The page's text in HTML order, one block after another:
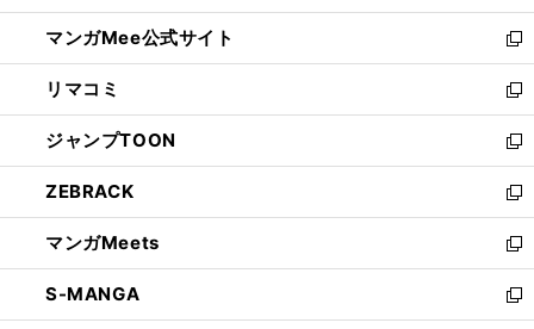
開
く
ン
ド
ウ
で
開
く
ウ
ィ
ン
ド
ウ
で
開
く
し
い
ウ
ィ
ン
ド
ウ
で
開
く
マンガMee公式サイト
新
し
い
ウ
ィ
ン
ド
ウ
で
開
く
リマコミ
新
し
い
ウ
ィ
ン
ド
ウ
で
開
ジャンプTOON
新
し
い
ウ
ィ
ン
ド
ウ
ZEBRACK
新
し
い
ウ
ィ
ン
マンガMeets
新
し
い
ウ
S-MANGA
新
し